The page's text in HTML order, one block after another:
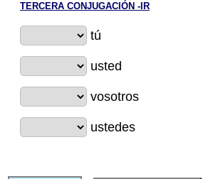
TERCERA CONJUGACIÓN -IR
tú
usted
vosotros
ustedes